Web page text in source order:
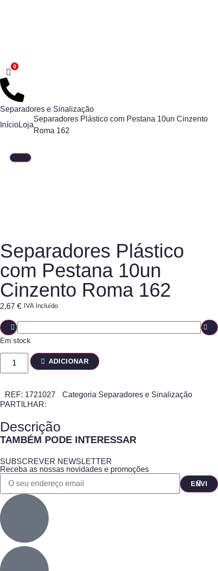
Separadores e Sinalização
InícioLoja
Separadores Plástico com Pestana 10un Cinzento
Roma 162
Separadores Plástico
com Pestana 10un
Cinzento Roma 162
2,67 € IVA Incluído
Em stock
ADICIONAR
REF: 1721027 Categoria Separadores e Sinalização
PARTILHAR:
Descrição
TAMBÉM PODE INTERESSAR
SUBSCREVER NEWSLETTER
Receba as nossas novidades e promoções